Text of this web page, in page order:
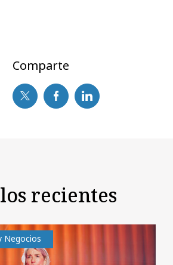
Comparte
recientes
Negocios